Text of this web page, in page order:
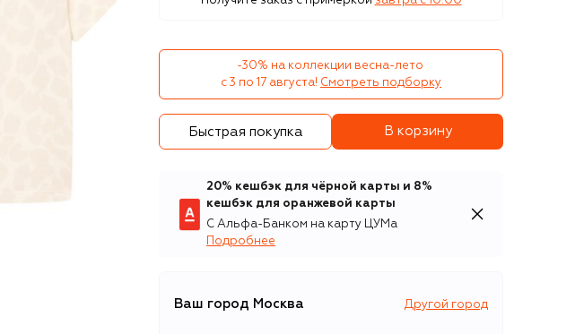
-30% на коллекции весна-лето
с 3 по 17 августа! Смотреть подборку
Быстрая покупка В корзину
20% кешбэк для чёрной карты и 8%
кешбэк для оранжевой карты
С Альфа-Банком на карту ЦУМа
Подробнее
Ваш город Москва Другой город